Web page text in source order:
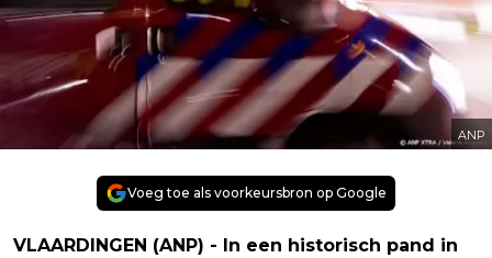
ANP
Voeg toe als voorkeursbron op Google
VLAARDINGEN (ANP) - In een historisch pand in